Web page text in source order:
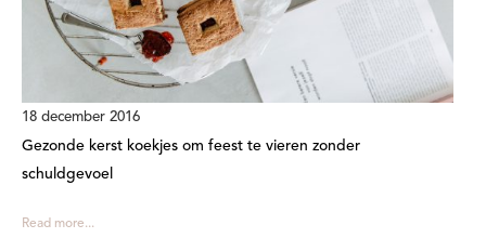
18 december 2016
Gezonde kerst koekjes om feest te vieren zonder
schuldgevoel
Read more...